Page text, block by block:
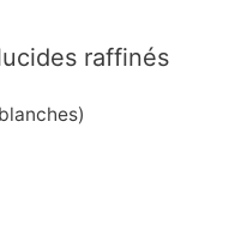
raffinés